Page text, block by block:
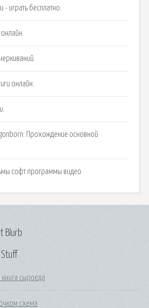
- играть бесплатно.
онлайн.
Прохождение основной
софт программы видео.
Stuff
книга сыроеда
схема
Blurb